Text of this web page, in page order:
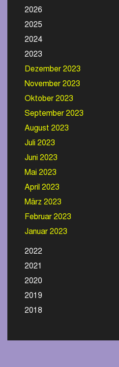
2026
2025
2024
2023
Dezember 2023
November 2023
Oktober 2023
September 2023
August 2023
Juli 2023
Juni 2023
Mai 2023
April 2023
März 2023
Februar 2023
Januar 2023
2022
2021
2020
2019
2018